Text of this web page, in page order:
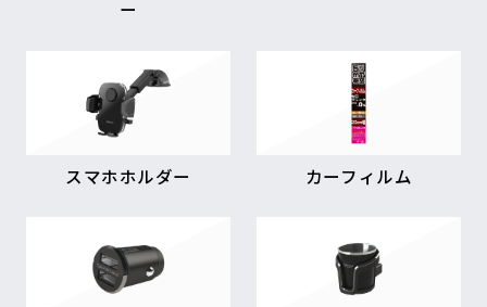
ー
スマホホルダー カーフィルム